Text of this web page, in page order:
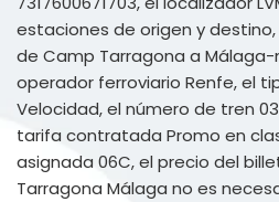
estaciones de origen y
de Camp Tarragona a Málaga-
operador ferroviario Renfe, el
Velocidad, el número de tren
tarifa contratada Promo en
asignada 06C, el precio del
Tarragona Málaga no es